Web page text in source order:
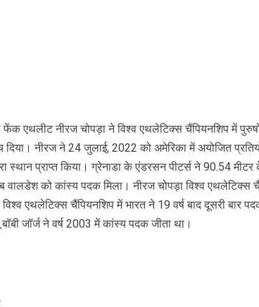
फेंक एथलीट नीरज चोपड़ा ने विश्व एथलेटिक्स चैंपियनशिप में
दिया। नीरज ने 24 जुलाई, 2022 को अमेरिका में अयोजित
प्राप्‍त किया। ग्रेनाडा के एंडरसन पीटर्स ने 90.54 मीटर
को कांस्य पदक मिला। नीरज चोपड़ा विश्व एथलेटिक्स
एथलेटिक्स चैंपियनशिप में भारत ने 19 वर्ष बाद दूसरी बार
जॉर्ज ने वर्ष 2003 में कांस्य पदक जीता था।